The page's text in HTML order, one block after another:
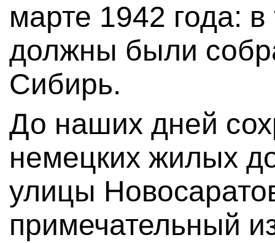
марте 1942 года: в
должны были
Сибирь.
До наших дней
немецких жилых
улицы
примечательный